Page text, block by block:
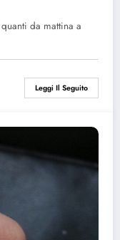
da mattina a
Leggi Il Seguito